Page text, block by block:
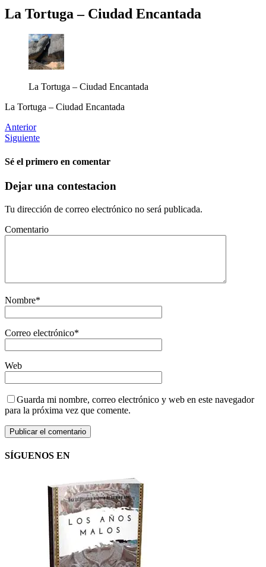
La Tortuga – Ciudad Encantada
La Tortuga – Ciudad Encantada
La Tortuga – Ciudad Encantada
Anterior
Siguiente
Sé el primero en comentar
Dejar una contestacion
Tu dirección de correo electrónico no será publicada.
Comentario
Nombre*
Correo electrónico*
Web
Guarda mi nombre, correo electrónico y web en este navegador
para la próxima vez que comente.
SÍGUENOS EN